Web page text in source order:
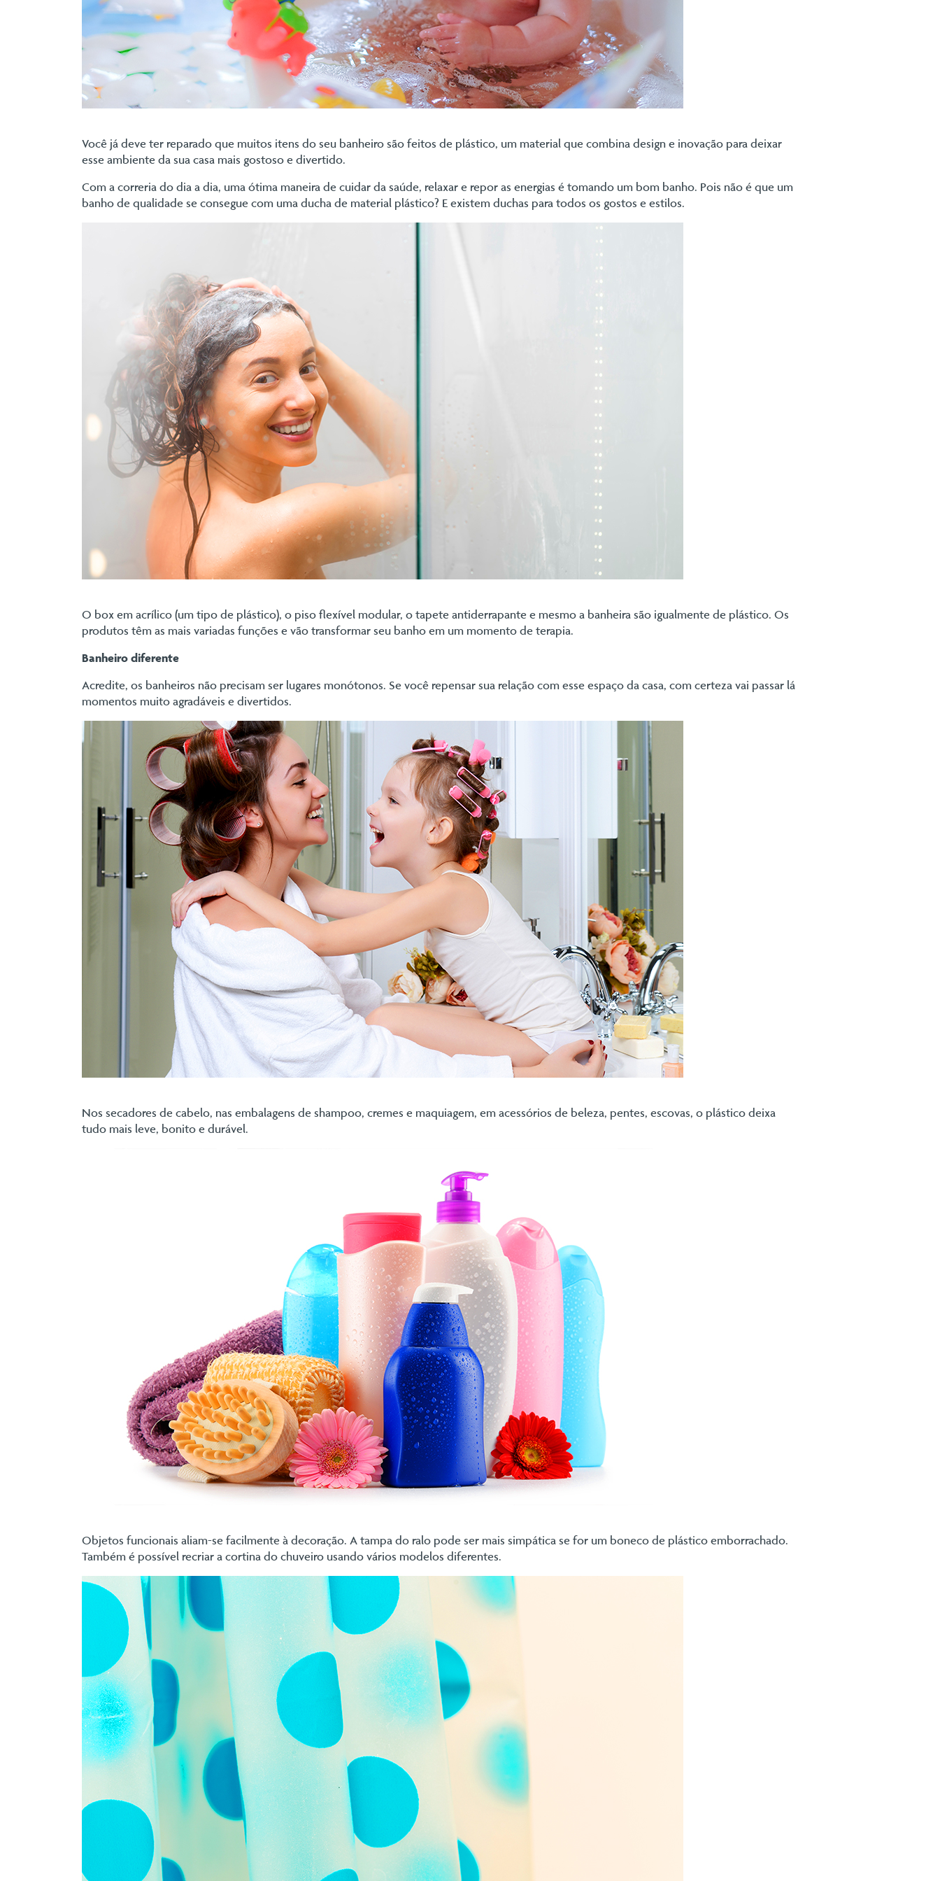
Você já deve ter reparado que muitos itens do seu banheiro são feitos de plástico, um material que combina design e inovação para deixar
esse ambiente da sua casa mais gostoso e divertido.
Com a correria do dia a dia, uma ótima maneira de cuidar da saúde, relaxar e repor as energias é tomando um bom banho. Pois não é que um
banho de qualidade se consegue com uma ducha de material plástico? E existem duchas para todos os gostos e estilos.
O box em acrílico (um tipo de plástico), o piso flexível modular, o tapete antiderrapante e mesmo a banheira são igualmente de plástico. Os
produtos têm as mais variadas funções e vão transformar seu banho em um momento de terapia.
Banheiro diferente
Acredite, os banheiros não precisam ser lugares monótonos. Se você repensar sua relação com esse espaço da casa, com certeza vai passar lá
momentos muito agradáveis e divertidos.
Nos secadores de cabelo, nas embalagens de shampoo, cremes e maquiagem, em acessórios de beleza, pentes, escovas, o plástico deixa
tudo mais leve, bonito e durável.
Objetos funcionais aliam-se facilmente à decoração. A tampa do ralo pode ser mais simpática se for um boneco de plástico emborrachado.
Também é possível recriar a cortina do chuveiro usando vários modelos diferentes.